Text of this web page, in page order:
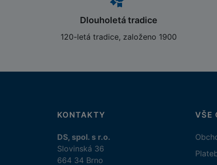
Dlouholetá tradice
120-letá tradice, založeno 1900
KONTAKTY
DS, spol. s r.o.
Slovinská 36
664 34 Brno
VŠE